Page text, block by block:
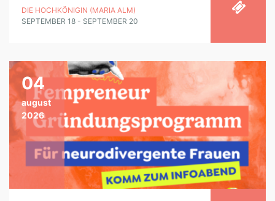
DIE HOCHKÖNIGIN (MARIA ALM)
SEPTEMBER 18 - SEPTEMBER 20
04
august
2026